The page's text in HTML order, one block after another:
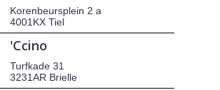
Korenbeursplein 2 a
4001KX Tiel
'Ccino
Turfkade 31
3231AR Brielle